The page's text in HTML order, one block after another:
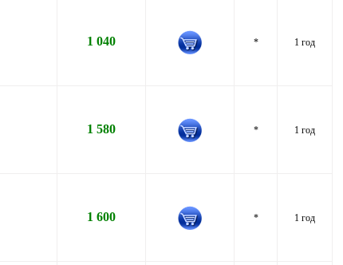
1 040 * 1 год
1 580 * 1 год
1 600 * 1 год